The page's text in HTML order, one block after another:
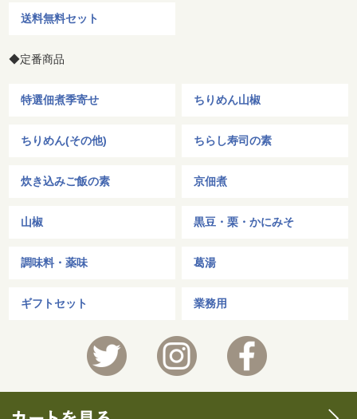
送料無料セット
◆定番商品
特選佃煮季寄せ ちりめん山椒
ちりめん(その他) ちらし寿司の素
炊き込みご飯の素 京佃煮
山椒 黒豆・栗・かにみそ
調味料・薬味 葛湯
ギフトセット 業務用